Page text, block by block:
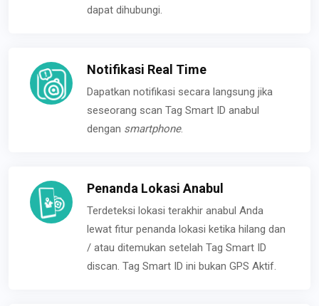
dapat dihubungi.
Notifikasi Real Time
Dapatkan notifikasi secara langsung jika
seseorang scan Tag Smart ID anabul
dengan smartphone.
Penanda Lokasi Anabul
Terdeteksi lokasi terakhir anabul Anda
lewat fitur penanda lokasi ketika hilang dan
/ atau ditemukan setelah Tag Smart ID
discan. Tag Smart ID ini bukan GPS Aktif.